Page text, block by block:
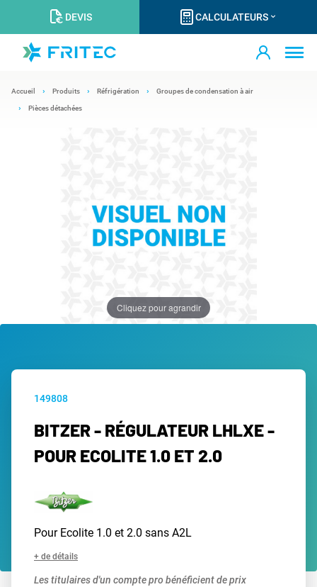
DEVIS CALCULATEURS
Accueil Produits Réfrigération Groupes de condensation à air
Pièces détachées
Cliquez pour agrandir
149808
BITZER - RÉGULATEUR LHLXE -
POUR ECOLITE 1.0 ET 2.0
Pour Ecolite 1.0 et 2.0 sans A2L
+ de détails
Les titulaires d'un compte pro bénéficient de prix